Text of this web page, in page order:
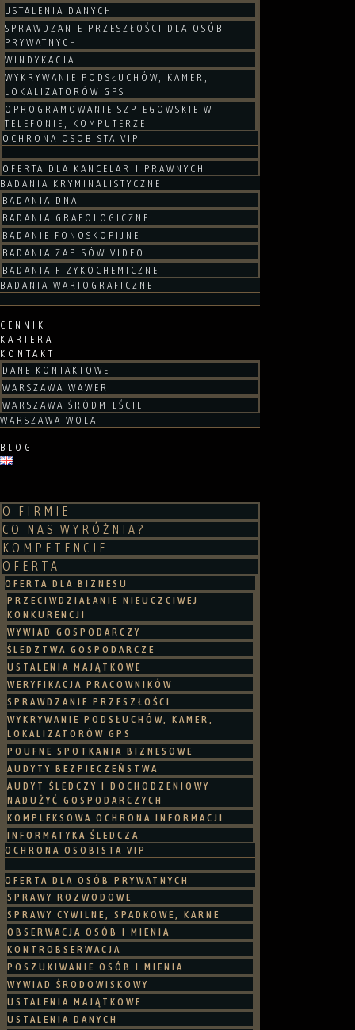
USTALENIA DANYCH
SPRAWDZANIE PRZESZŁOŚCI DLA OSÓB
PRYWATNYCH
WINDYKACJA
WYKRYWANIE PODSŁUCHÓW, KAMER,
LOKALIZATORÓW GPS
OPROGRAMOWANIE SZPIEGOWSKIE W
TELEFONIE, KOMPUTERZE
OCHRONA OSOBISTA VIP
OFERTA DLA KANCELARII PRAWNYCH
BADANIA KRYMINALISTYCZNE
BADANIA DNA
BADANIA GRAFOLOGICZNE
BADANIE FONOSKOPIJNE
BADANIA ZAPISÓW VIDEO
BADANIA FIZYKOCHEMICZNE
BADANIA WARIOGRAFICZNE
CENNIK
KARIERA
KONTAKT
DANE KONTAKTOWE
WARSZAWA WAWER
WARSZAWA ŚRÓDMIEŚCIE
WARSZAWA WOLA
BLOG
O FIRMIE
CO NAS WYRÓŻNIA?
KOMPETENCJE
OFERTA
OFERTA DLA BIZNESU
PRZECIWDZIAŁANIE NIEUCZCIWEJ
KONKURENCJI
WYWIAD GOSPODARCZY
ŚLEDZTWA GOSPODARCZE
USTALENIA MAJĄTKOWE
WERYFIKACJA PRACOWNIKÓW
SPRAWDZANIE PRZESZŁOŚCI
WYKRYWANIE PODSŁUCHÓW, KAMER,
LOKALIZATORÓW GPS
POUFNE SPOTKANIA BIZNESOWE
AUDYTY BEZPIECZEŃSTWA
AUDYT ŚLEDCZY I DOCHODZENIOWY
NADUŻYĆ GOSPODARCZYCH
KOMPLEKSOWA OCHRONA INFORMACJI
INFORMATYKA ŚLEDCZA
OCHRONA OSOBISTA VIP
OFERTA DLA OSÓB PRYWATNYCH
SPRAWY ROZWODOWE
SPRAWY CYWILNE, SPADKOWE, KARNE
OBSERWACJA OSÓB I MIENIA
KONTROBSERWACJA
POSZUKIWANIE OSÓB I MIENIA
WYWIAD ŚRODOWISKOWY
USTALENIA MAJĄTKOWE
USTALENIA DANYCH